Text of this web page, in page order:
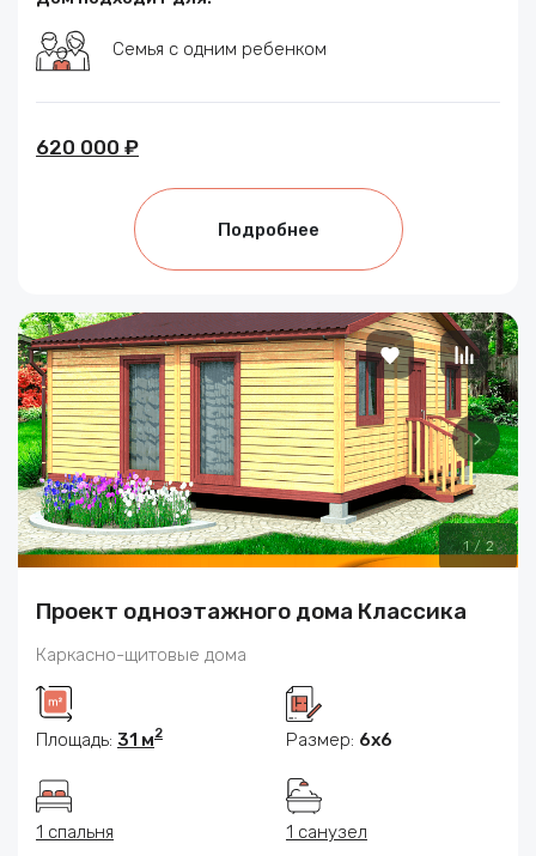
Семья с одним ребенком
620 000 ₽
Подробнее
1 / 2
Проект одноэтажного дома Классика
Каркасно-щитовые дома
Площадь: 31 м2 Размер: 6x6
1 спальня 1 санузел